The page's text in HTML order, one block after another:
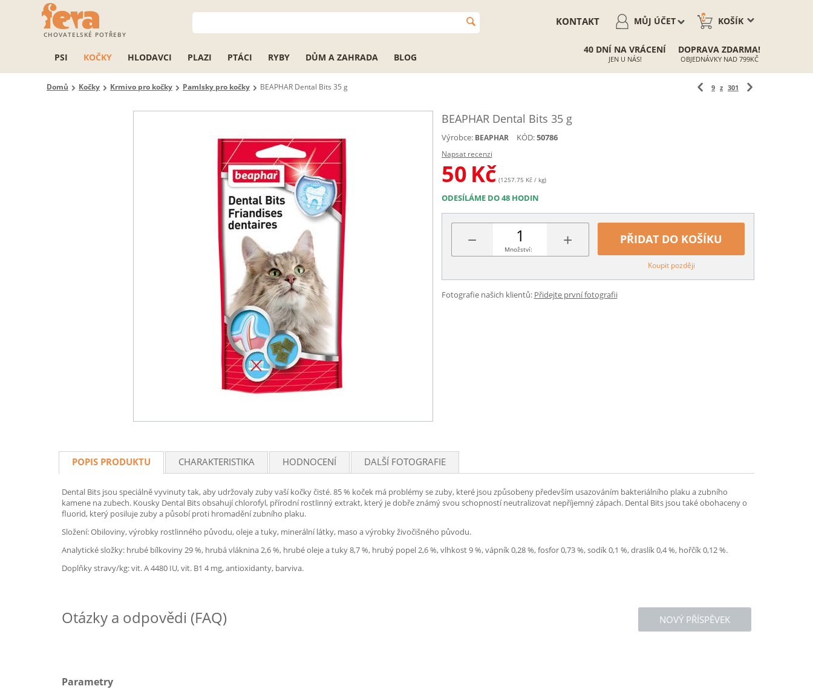
CHOVATELSKÉ POTŘEBY
KOŠÍK
0
MŮJ ÚČET
KONTAKT
PSI KOČKY HLODAVCI PLAZI PTÁCI RYBY DŮM A ZAHRADA BLOG
40 DNÍ NA VRÁCENÍ
JEN U NÁS!
DOPRAVA ZDARMA!
OBJEDNÁVKY NAD 799KČ
Domů Kočky Krmivo pro kočky Pamlsky pro kočky BEAPHAR Dental Bits 35 g 9 z 301
BEAPHAR Dental Bits 35 g
Výrobce: BEAPHAR KÓD:50786
Napsat recenzi
50 Kč (1257.75 Kč / kg)
ODESÍLÁME DO 48 HODIN
− +
Množství:
PŘIDAT DO KOŠÍKU
Koupit později
Fotografie našich klientů: Přidejte první fotografii
POPIS PRODUKTU CHARAKTERISTIKA HODNOCENÍ DALŠÍ FOTOGRAFIE
Dental Bits jsou speciálně vyvinuty tak, aby udržovaly zuby vaší kočky čisté. 85 % koček má problémy se zuby, které jsou způsobeny především usazováním bakteriálního plaku a zubního
kamene na zubech. Kousky Dental Bits obsahují chlorofyl, přírodní rostlinný extrakt, který je dobře známý svou schopností neutralizovat nepříjemný zápach. Dental Bits jsou také obohaceny o
fluorid, který posiluje zuby a působí proti hromadění zubního plaku.
Složení: Obiloviny, výrobky rostlinného původu, oleje a tuky, minerální látky, maso a výrobky živočišného původu.
Analytické složky: hrubé bílkoviny 29 %, hrubá vláknina 2,6 %, hrubé oleje a tuky 8,7 %, hrubý popel 2,6 %, vlhkost 9 %, vápník 0,28 %, fosfor 0,73 %, sodík 0,1 %, draslík 0,4 %, hořčík 0,12 %.
Doplňky stravy/kg: vit. A 4480 IU, vit. B1 4 mg, antioxidanty, barviva.
NOVÝ PŘÍSPĚVEK
Otázky a odpovědi (FAQ)
Parametry